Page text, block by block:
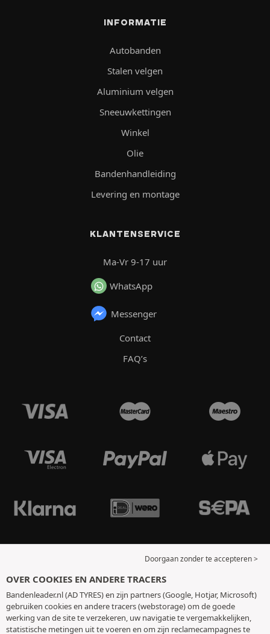
INFORMATIE
Autobanden
Stalen velgen
Aluminium velgen
Sneeuwkettingen
Winkel
Olie
Bandenhandleiding
Levering en montage
KLANTENSERVICE
Ma-Vr 9-17 uur
WhatsApp
Messenger
Contact
FAQ’s
Doorgaan zonder te accepteren >
OVER COOKIES EN ANDERE TRACERS
Bandenleader.nl (AD TYRES) en zijn partners (Google, Hotjar, Microsoft)
gebruiken cookies en andere tracers (webstorage) om de goede
werking van de site te verzekeren, uw navigatie te vergemakkelijken,
statistische metingen uit te voeren en om zijn reclamecampagnes te